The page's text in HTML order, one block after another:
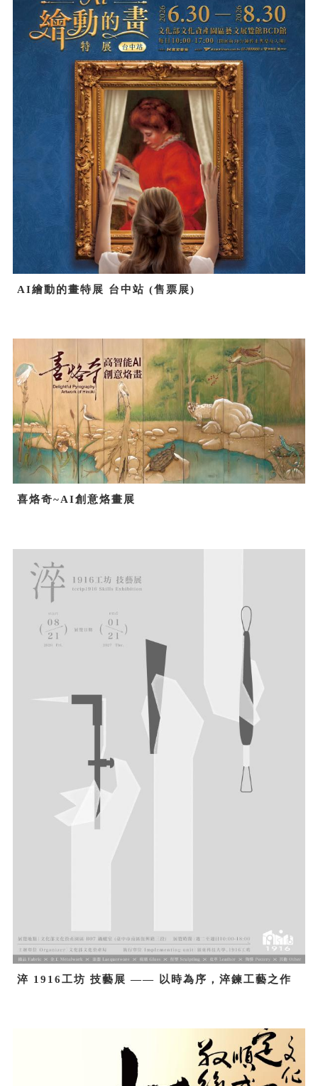
AI繪動的畫特展 台中站 (售票展)
喜烙奇~AI創意烙畫展
淬 1916工坊 技藝展 —— 以時為序，淬鍊工藝之作